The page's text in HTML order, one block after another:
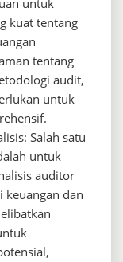
kuat tentang
tentang
audit,
untuk
Salah satu
untuk
auditor
keuangan dan